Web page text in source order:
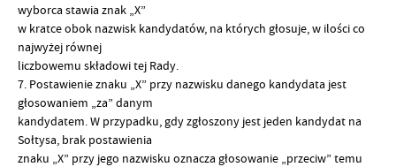
wyborca stawia znak „X”
w kratce obok nazwisk kandydatów, na których głosuje, w ilości co
najwyżej równej
liczbowemu składowi tej Rady.
7. Postawienie znaku „X” przy nazwisku danego kandydata jest
głosowaniem „za” danym
kandydatem. W przypadku, gdy zgłoszony jest jeden kandydat na
Sołtysa, brak postawienia
znaku „X” przy jego nazwisku oznacza głosowanie „przeciw” temu